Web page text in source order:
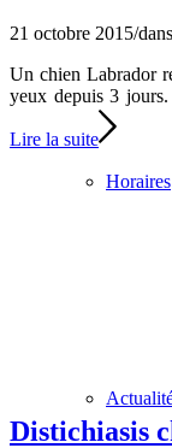
Horaires
21 octobre 2015/dans
Un chien Labrador
yeux depuis 3
Lire la suite
Distichiasis